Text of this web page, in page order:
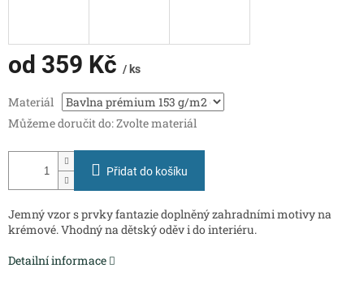
od 359 Kč / ks
cena:
Materiál
Můžeme doručit do:Zvolte materiál
Přidat do košíku
Jemný vzor s prvky fantazie doplněný zahradními motivy na
krémové. Vhodný na dětský oděv i do interiéru.
Detailní informace